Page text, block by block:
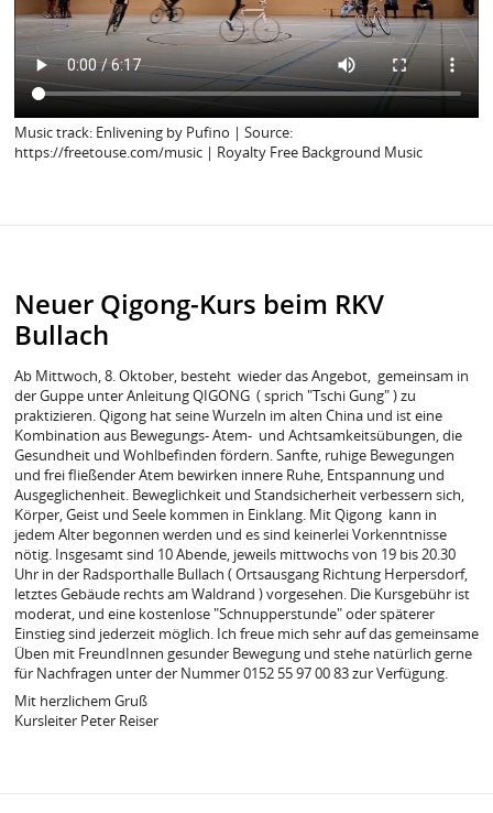
Music track: Enlivening by Pufino | Source:
https://freetouse.com/music | Royalty Free Background Music
Neuer Qigong-Kurs beim RKV
Bullach
Ab Mittwoch, 8. Oktober, besteht wieder das Angebot, gemeinsam in
der Guppe unter Anleitung QIGONG ( sprich "Tschi Gung" ) zu
praktizieren. Qigong hat seine Wurzeln im alten China und ist eine
Kombination aus Bewegungs- Atem- und Achtsamkeitsübungen, die
Gesundheit und Wohlbefinden fördern. Sanfte, ruhige Bewegungen
und frei fließender Atem bewirken innere Ruhe, Entspannung und
Ausgeglichenheit. Beweglichkeit und Standsicherheit verbessern sich,
Körper, Geist und Seele kommen in Einklang. Mit Qigong kann in
jedem Alter begonnen werden und es sind keinerlei Vorkenntnisse
nötig. Insgesamt sind 10 Abende, jeweils mittwochs von 19 bis 20.30
Uhr in der Radsporthalle Bullach ( Ortsausgang Richtung Herpersdorf,
letztes Gebäude rechts am Waldrand ) vorgesehen. Die Kursgebühr ist
moderat, und eine kostenlose "Schnupperstunde" oder späterer
Einstieg sind jederzeit möglich. Ich freue mich sehr auf das gemeinsame
Üben mit FreundInnen gesunder Bewegung und stehe natürlich gerne
für Nachfragen unter der Nummer 0152 55 97 00 83 zur Verfügung.
Mit herzlichem Gruß
Kursleiter Peter Reiser